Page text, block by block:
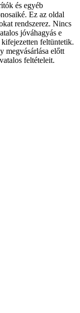
és egyéb
Ez az oldal
rendszerez. Nincs
jóváhagyás e
feltüntetik.
megvásárlása előtt
feltételeit.